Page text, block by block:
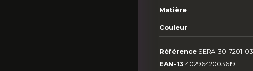
Matière
Couleur
Référence SERA-30-7201-03
EAN-13 4029642003619